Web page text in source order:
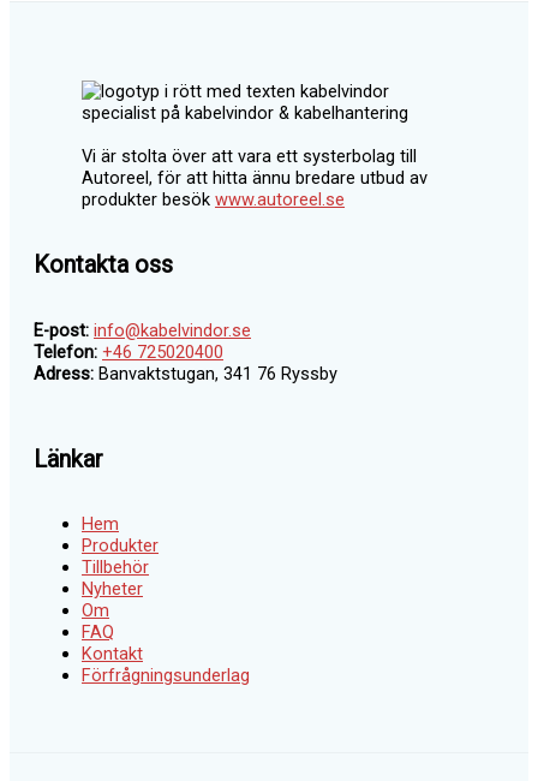
Vi är stolta över att vara ett systerbolag till
Autoreel, för att hitta ännu bredare utbud av
produkter besök www.autoreel.se
Kontakta oss
E-post: info@kabelvindor.se
Telefon: +46 725020400
Adress: Banvaktstugan, 341 76 Ryssby
Länkar
Hem
Produkter
Tillbehör
Nyheter
Om
FAQ
Kontakt
Förfrågningsunderlag